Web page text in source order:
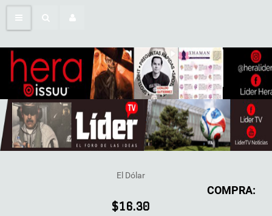
El Dólar
COMPRA:
$16.30